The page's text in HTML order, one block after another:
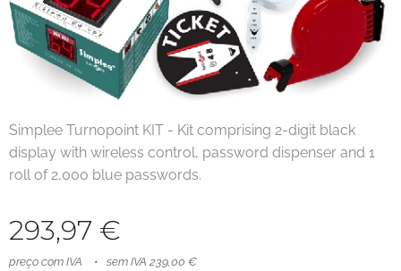
Simplee Turnopoint KIT - Kit comprising 2-digit black
display with wireless control, password dispenser and 1
roll of 2,000 blue passwords.
293,97 €
preço com IVA sem IVA 239,00 €